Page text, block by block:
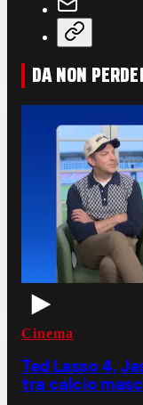
DA NON
Cinema
Ted Lasso 4,
tra calcio